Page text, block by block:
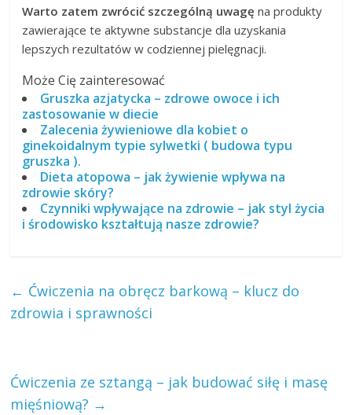
Warto zatem zwrócić szczególną uwagę na produkty
zawierające te aktywne substancje dla uzyskania
lepszych rezultatów w codziennej pielęgnacji.
Może Cię zainteresować
Gruszka azjatycka – zdrowe owoce i ich
zastosowanie w diecie
Zalecenia żywieniowe dla kobiet o
ginekoidalnym typie sylwetki ( budowa typu
gruszka ).
Dieta atopowa – jak żywienie wpływa na
zdrowie skóry?
Czynniki wpływające na zdrowie – jak styl życia
i środowisko kształtują nasze zdrowie?
← Ćwiczenia na obręcz barkową – klucz do
zdrowia i sprawności
Ćwiczenia ze sztangą – jak budować siłę i masę
mięśniową? →